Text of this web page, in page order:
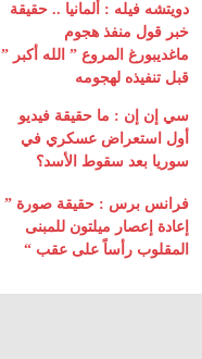
دويتشه فيله : ألمانيا .. حقيقة
خبر قول منفذ هجوم
ماغديبورغ المروع ” الله أكبر ”
قبل تنفيذه لهجومه
سي إن إن : ما حقيقة فيديو
أول استعراض عسكري في
سوريا بعد سقوط الأسد؟
فرانس برس : حقيقة صورة ”
إعادة إعصار ميلتون للمبنى
المقلوب رأساً على عقب “